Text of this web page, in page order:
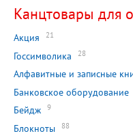
Канцтовары для
Акция 21
Госсимволика 28
Алфавитные и записные
Банковское оборудование
Бейдж 9
Блокноты 88